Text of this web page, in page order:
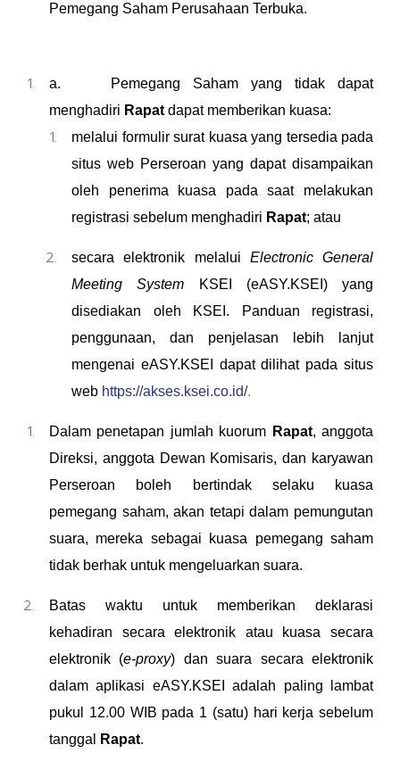
Pemegang Saham Perusahaan Terbuka.
a. Pemegang Saham yang tidak dapat
menghadiri Rapat dapat memberikan kuasa:
melalui formulir surat kuasa yang tersedia pada
situs web Perseroan yang dapat disampaikan
oleh penerima kuasa pada saat melakukan
registrasi sebelum menghadiri Rapat; atau
secara elektronik melalui Electronic General
Meeting System KSEI (eASY.KSEI) yang
disediakan oleh KSEI. Panduan registrasi,
penggunaan, dan penjelasan lebih lanjut
mengenai eASY.KSEI dapat dilihat pada situs
web https://akses.ksei.co.id/.
Dalam penetapan jumlah kuorum Rapat, anggota
Direksi, anggota Dewan Komisaris, dan karyawan
Perseroan boleh bertindak selaku kuasa
pemegang saham, akan tetapi dalam pemungutan
suara, mereka sebagai kuasa pemegang saham
tidak berhak untuk mengeluarkan suara.
Batas waktu untuk memberikan deklarasi
kehadiran secara elektronik atau kuasa secara
elektronik (e-proxy) dan suara secara elektronik
dalam aplikasi eASY.KSEI adalah paling lambat
pukul 12.00 WIB pada 1 (satu) hari kerja sebelum
tanggal
Rapat.